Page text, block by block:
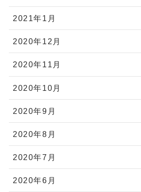
2021年1月
2020年12月
2020年11月
2020年10月
2020年9月
2020年8月
2020年7月
2020年6月